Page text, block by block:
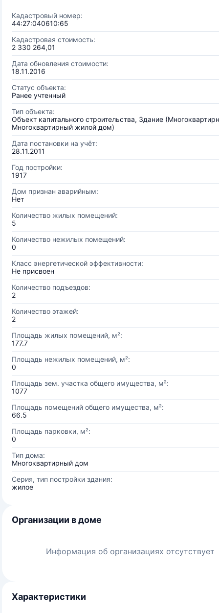
Кадастровый номер:
44:27:040610:65
Кадастровая стоимость:
2 330 264,01
Дата обновления стоимости:
18.11.2016
Статус объекта:
Ранее учтенный
Тип объекта:
Объект капитального строительства, Здание
Многоквартирный жилой дом)
Дата постановки на учёт:
28.11.2011
Год постройки:
1917
Дом признан аварийным:
Нет
Количество жилых помещений:
5
Количество нежилых помещений:
0
Класс энергетической эффективности:
Не присвоен
Количество подъездов:
2
Количество этажей:
2
Площадь жилых помещений, м²:
177.7
Площадь нежилых помещений, м²:
0
Площадь зем. участка общего имущества, м²:
1077
Площадь помещений общего имущества, м²:
66.5
Площадь парковки, м²:
0
Тип дома:
Многоквартирный дом
Серия, тип постройки здания:
жилое
Организации в доме
Информация об организациях отсутствует
Характеристики